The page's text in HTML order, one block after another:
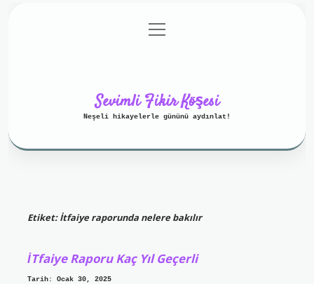
Gizlilik Politikası
menüyü
aç
Sevimli Fikir Köşesi
Neşeli hikayelerle gününü aydınlat!
Etiket:İtfaiye raporunda nelere bakılır
İTfaiye Raporu Kaç Yıl Geçerli
Tarih: Ocak 30, 2025